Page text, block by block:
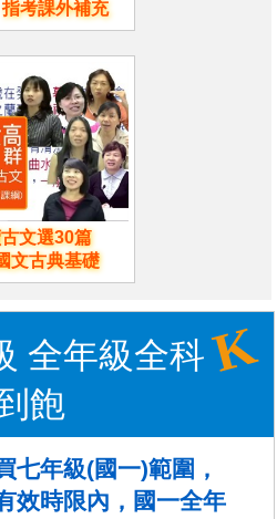
考課外補充
文選30篇
文古典基礎
全年級全科K
飽
七年級(國一)範圍，
效時限內，國一全年